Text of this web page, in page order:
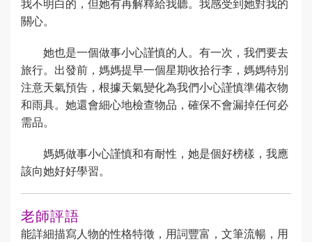
關心。
她也是一個做事小心謹慎的人。有一次，我們要去
旅行。出發前，媽媽提早一個星期收拾行李，媽媽特別
注意天氣預告，根據天氣變化為我們小心謹慎準備衣物
和雨具。她還會細心地檢查物品，確保不會漏掉任何必
需品。
媽媽做事小心謹慎和有耐性，她是個好榜樣，我應
該向她好好學習。
老師評語
能詳細描寫人物的性格特徵，用詞豐富，文筆流暢，用